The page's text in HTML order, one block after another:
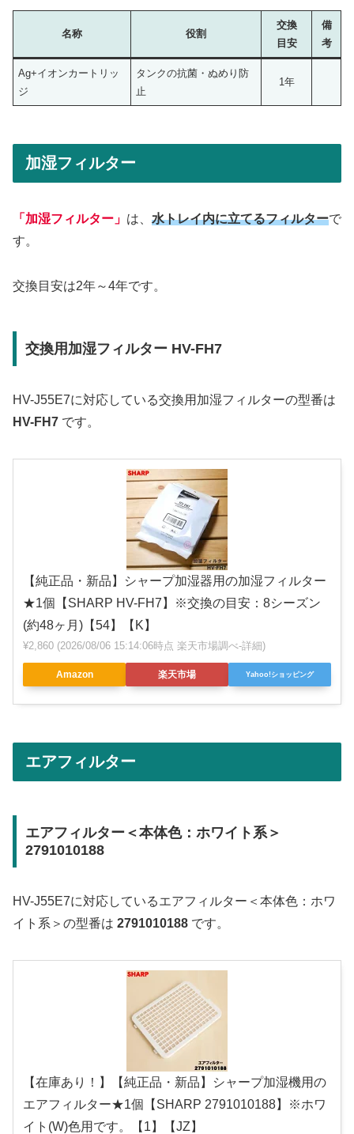
名称 役割
交換
目安
備
考
Ag+イオンカートリッ
ジ
タンクの抗菌・ぬめり防
止
1年
加湿フィルター
「加湿フィルター」 は、 水トレイ内に立てるフィルターで
す。
交換目安は2年～4年です。
交換用加湿フィルター HV-FH7
HV-J55E7に対応している交換用加湿フィルターの型番は
HV-FH7 です。
【純正品・新品】シャープ加湿器用の加湿フィルター
★1個【SHARP HV-FH7】※交換の目安：8シーズン
(約48ヶ月)【54】【K】
¥2,860 (2026/08/06 15:14:06時点 楽天市場調べ-詳細)
Amazon 楽天市場 Yahoo!ショッピング
エアフィルター
エアフィルター＜本体色：ホワイト系＞
2791010188
HV-J55E7に対応しているエアフィルター＜本体色：ホワ
イト系＞の型番は 2791010188 です。
【在庫あり！】【純正品・新品】シャープ加湿機用の
エアフィルター★1個【SHARP 2791010188】※ホワ
イト(W)色用です。【1】【JZ】